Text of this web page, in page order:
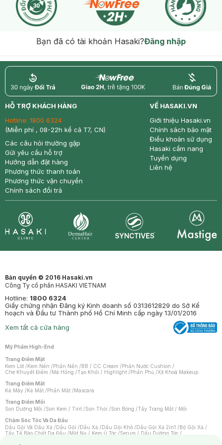
Bạn đã có tài khoản Hasaki?Đăng nhập
return nowfree price
HỖ TRỢ KHÁCH HÀNG
Hotline: 1800 6324
(Miễn phí , 08-22h kể cả T7, CN)
Các câu hỏi thường gặp
Gửi yêu cầu hỗ trợ
Hướng dẫn đặt hàng
Phương thức thanh toán
Phương thức vận chuyển
Chính sách đổi trả
VỀ HASAKI.VN
Giới thiệu Hasaki.vn
Chính sách bảo mật
Điều khoản sử dụng
Hasaki cẩm nang
Tuyển dụng
Liên hệ
Bản quyền © 2016 Hasaki.vn
Công Ty cổ phần HASAKI VIETNAM
Hotline: 1800 6324
Giấy chứng nhận Đăng ký Kinh doanh số 0313612829 do Sở Kế
hoạch và Đầu tư Thành phố Hồ Chí Minh cấp ngày 13/01/2016
Xem tất cả cửa hàng
Mỹ Phẩm High-End
Trang Điểm Mặt
Kem Lót /Kem Nền /Phấn Nền /BB / CC Cream /Phấn Nước Cushion /
Che Khuyết Điểm /Má Hồng /Tạo Khối / Highlight /Phấn Phủ /Xịt Khoá Makeup
Trang Điểm Mắt
Kẻ Mày /Kẻ Mắt /Phấn Mắt /Mascara
Trang Điểm Môi
Son Dưỡng Môi /Son Kem / Tint /Son Thỏi /Son Bóng /Tẩy Trang Mắt / Môi
Chăm Sóc Tóc Và Da Đầu
Dầu Gội Và Dầu Xả /Dầu Gội /Dầu Xả /Dầu Gội Khô /Dầu Gội Xả 2in1 /Bộ Gội Xả /
Tẩy Tế Bào Chết Da Đầu /Mặt Nạ / Kem Ủ Tóc /Serum / Dầu Dưỡng Tóc /